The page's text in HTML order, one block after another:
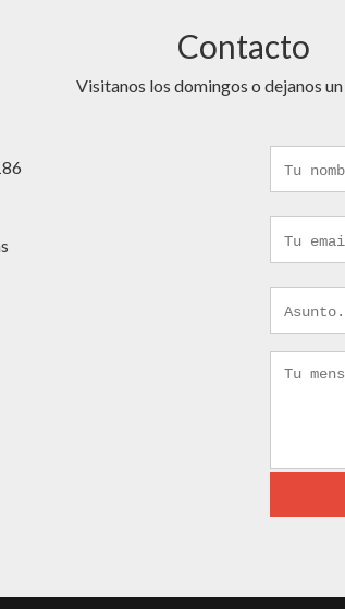
Contacto
Visitanos los domingos o dejanos un